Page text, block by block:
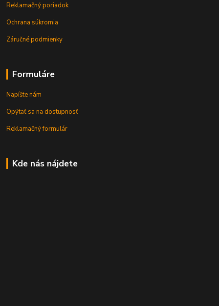
Reklamačný poriadok
Ochrana súkromia
Záručné podmienky
Formuláre
Napíšte nám
Opýtať sa na dostupnosť
Reklamačný formulár
Kde nás nájdete